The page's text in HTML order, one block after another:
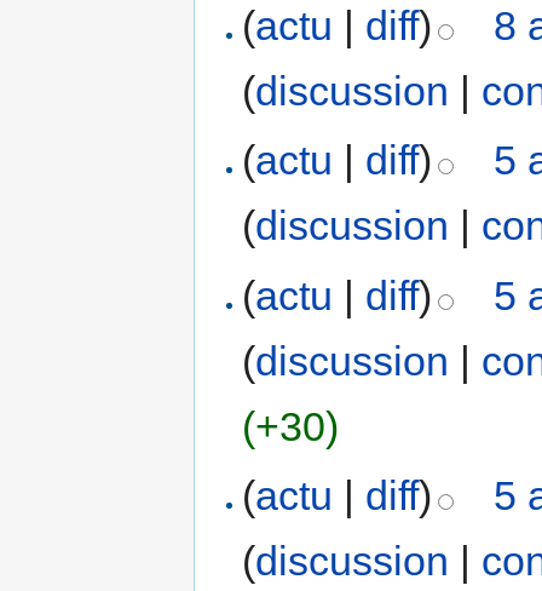
(actu | diff)
8
(discussion |
(actu | diff)
5
(discussion |
(actu | diff)
5
(discussion |
(+30)
(actu | diff)
5
(discussion |